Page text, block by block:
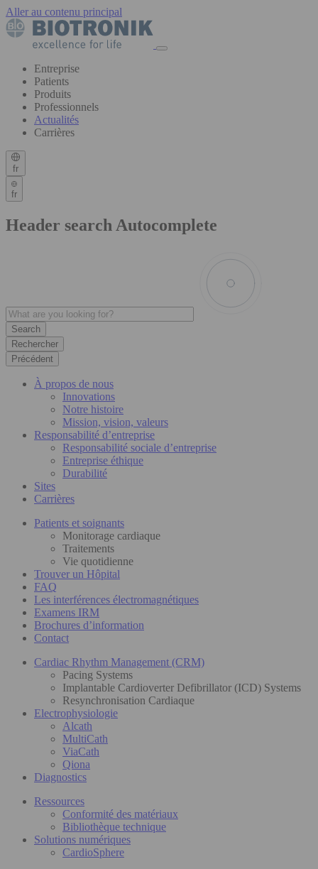
Aller au contenu principal
Entreprise
Patients
Produits
Professionnels
Actualités
Carrières
fr
fr
Header search Autocomplete
Rechercher
Précédent
À propos de nous
Innovations
Notre histoire
Mission, vision, valeurs
Responsabilité d’entreprise
Responsabilité sociale d’entreprise
Entreprise éthique
Durabilité
Sites
Carrières
Patients et soignants
Monitorage cardiaque
Traitements
Vie quotidienne
Trouver un Hôpital
FAQ
Les interférences électromagnétiques
Examens IRM
Brochures d’information
Contact
Cardiac Rhythm Management (CRM)
Pacing Systems
Implantable Cardioverter Defibrillator (ICD) Systems
Resynchronisation Cardiaque
Electrophysiologie
Alcath
MultiCath
ViaCath
Qiona
Diagnostics
Ressources
Conformité des matériaux
Bibliothèque technique
Solutions numériques
CardioSphere